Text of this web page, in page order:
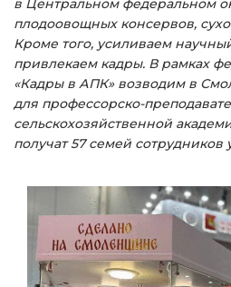
в Центральном федеральном
плодоовощных консервов,
Кроме того, усиливаем
привлекаем кадры. В рамках
«Кадры в АПК» возводим в
для профессорско-
сельскохозяйственной
получат 57 семей сотрудников